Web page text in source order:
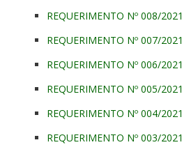
REQUERIMENTO Nº 008/2021
REQUERIMENTO Nº 007/2021
REQUERIMENTO Nº 006/2021
REQUERIMENTO Nº 005/2021
REQUERIMENTO Nº 004/2021
REQUERIMENTO Nº 003/2021